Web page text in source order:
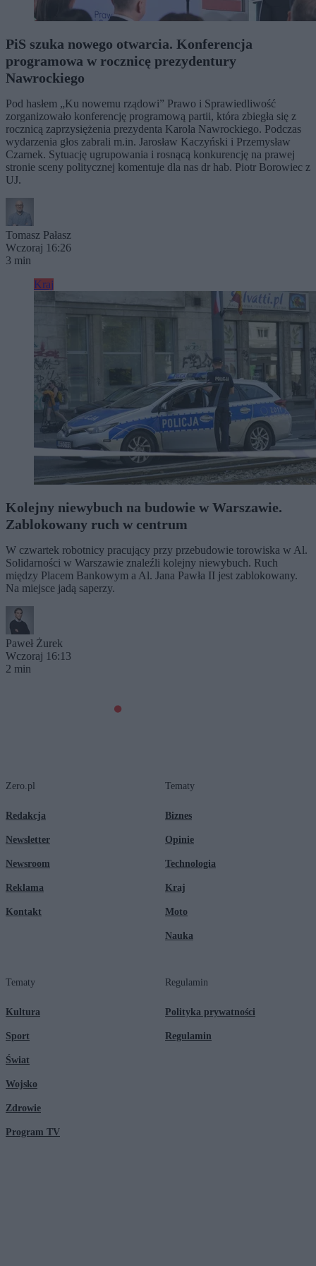
PiS szuka nowego otwarcia. Konferencja
programowa w rocznicę prezydentury
Nawrockiego
Pod hasłem „Ku nowemu rządowi” Prawo i Sprawiedliwość
zorganizowało konferencję programową partii, która zbiegła się z
rocznicą zaprzysiężenia prezydenta Karola Nawrockiego. Podczas
wydarzenia głos zabrali m.in. Jarosław Kaczyński i Przemysław
Czarnek. Sytuację ugrupowania i rosnącą konkurencję na prawej
stronie sceny politycznej komentuje dla nas dr hab. Piotr Borowiec z
UJ.
Tomasz Pałasz
Wczoraj 16:26
3 min
Kraj
Kolejny niewybuch na budowie w Warszawie.
Zablokowany ruch w centrum
W czwartek robotnicy pracujący przy przebudowie torowiska w Al.
Solidarności w Warszawie znaleźli kolejny niewybuch. Ruch
między Placem Bankowym a Al. Jana Pawła II jest zablokowany.
Na miejsce jadą saperzy.
Paweł Żurek
Wczoraj 16:13
2 min
Zero.pl
Redakcja
Newsletter
Newsroom
Reklama
Kontakt
Tematy
Biznes
Opinie
Technologia
Kraj
Moto
Nauka
Tematy
Kultura
Sport
Świat
Wojsko
Zdrowie
Program TV
Regulamin
Polityka prywatności
Regulamin